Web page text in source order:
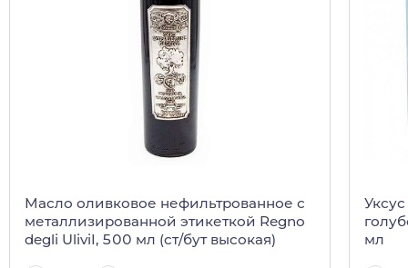
Масло оливковое нефильтрованное с
металлизированной этикеткой Regno
degli UliviI, 500 мл (ст/бут высокая)
мл